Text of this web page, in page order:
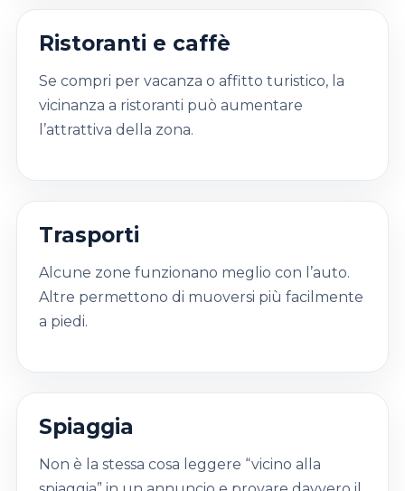
Ristoranti e caffè
Se compri per vacanza o affitto turistico, la
vicinanza a ristoranti può aumentare
l’attrattiva della zona.
Trasporti
Alcune zone funzionano meglio con l’auto.
Altre permettono di muoversi più facilmente
a piedi.
Spiaggia
Non è la stessa cosa leggere “vicino alla